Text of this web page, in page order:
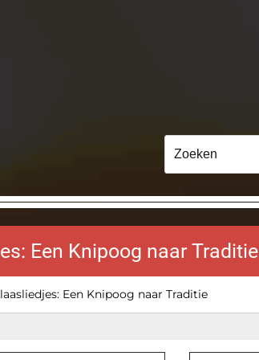
naar:
Een Knipoog naar Traditie
Een Knipoog naar Traditie